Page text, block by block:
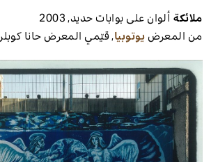
ملائكةألوان على بوابات حديد,
2003
من المعرضيوتوبيا,قيّمي المعرضحانا